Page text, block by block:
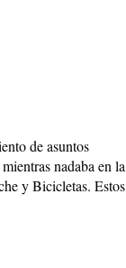
de asuntos
nadaba en la
y Bicicletas. Estos